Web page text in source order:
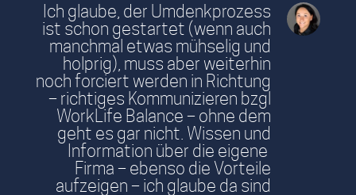
Ich glaube, der Umdenkprozess
ist schon gestartet (wenn auch
manchmal etwas mühselig und
holprig), muss aber weiterhin
noch forciert werden in Richtung
– richtiges Kommunizieren bzgl
WorkLife Balance – ohne dem
geht es gar nicht. Wissen und
Information über die eigene
Firma – ebenso die Vorteile
aufzeigen – ich glaube da sind